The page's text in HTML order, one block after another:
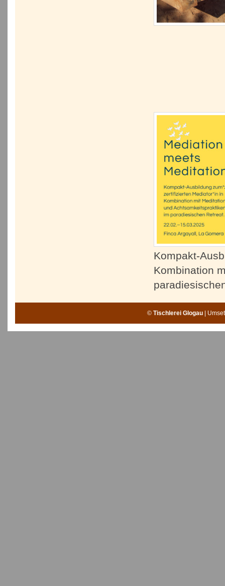
Kompakt-
Kombination
© Tischlerei Glogau|